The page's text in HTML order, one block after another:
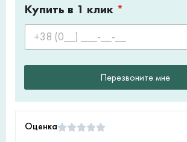
Купить в 1 клик *
Перезвоните мне
Оценка